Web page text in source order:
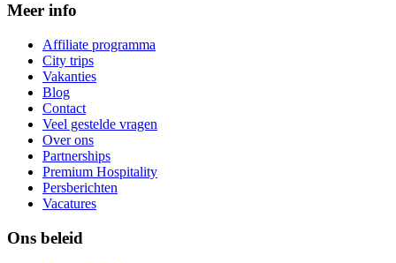
Meer info
Affiliate programma
City trips
Vakanties
Blog
Contact
Veel gestelde vragen
Over ons
Partnerships
Premium Hospitality
Persberichten
Vacatures
Ons beleid